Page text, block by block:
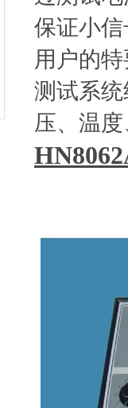
保证小
用户的
测试系
压、温